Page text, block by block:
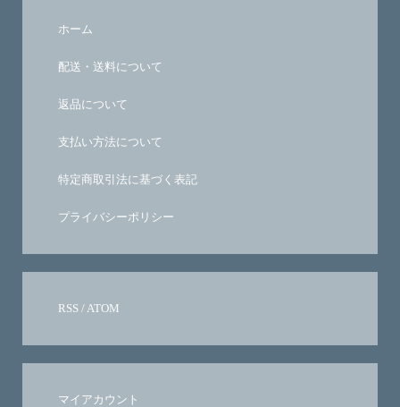
ホーム
配送・送料について
返品について
支払い方法について
特定商取引法に基づく表記
プライバシーポリシー
RSS /ATOM
マイアカウント